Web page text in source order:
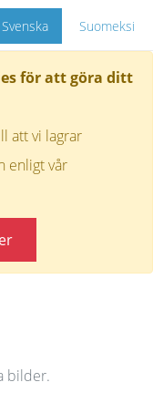
för att göra ditt
att vi lagrar
enligt vår
Svenska Suomeksi
bilder.